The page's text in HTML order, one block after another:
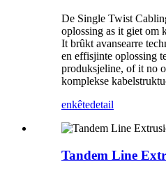
De Single Twist
oplossing as it giet om
It brûkt avansearre
en effisjinte oplossing
produksjeline, of it no
komplekse
enkêtedetail
Tandem Line